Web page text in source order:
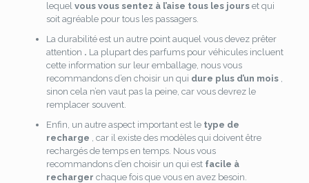
lequel vous vous sentez à l’aise tous les jourset qui
soit agréable pour tous les passagers.
La durabilité est un autre point auquel vous devez prêter
attention . La plupart des parfums pour véhicules incluent
cette information sur leur emballage, nous vous
recommandons d’en choisir un qui dure plus d’un mois,
sinon cela n’en vaut pas la peine, car vous devrez le
remplacer souvent.
Enfin, un autre aspect important est le type de
recharge , car il existe des modèles qui doivent être
rechargés de temps en temps. Nous vous
recommandons d’en choisir un qui est facile à
recharger chaque fois que vous en avez besoin.